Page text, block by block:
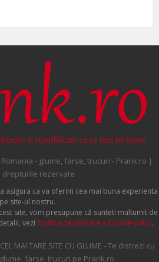
- glume, farse, trucuri - Prank.ro |
drepturile rezervate
asigura ca va oferim cea mai buna experienta
pe site-ul nostru.
site, vom presupune că sunteti multumit de
vezi Politica de utilizare a Cookie-urilor.
MAI TARE SITE CU GLUME - Te distrezi cu
farse, trucuri pe Prank.ro.